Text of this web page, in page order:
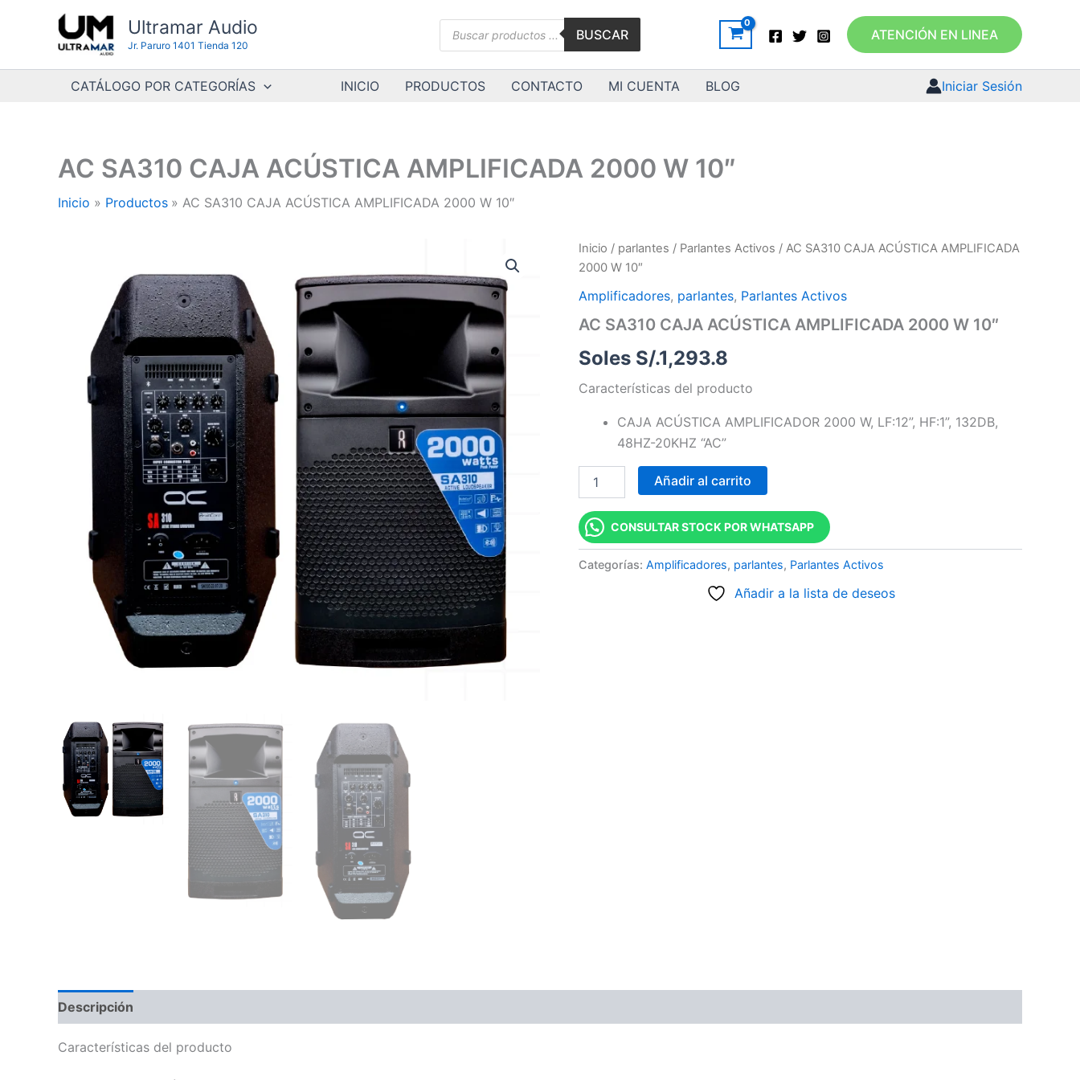
contenido
Ultramar Audio
Jr. Paruro 1401 Tienda 120
Búsqueda
BUSCAR ATENCIÓN EN LINEA
CATÁLOGO POR CATEGORÍAS INICIO PRODUCTOS CONTACTO MI CUENTA BLOG Iniciar Sesión
AC SA310 CAJA ACÚSTICA AMPLIFICADA 2000 W 10″
Inicio Productos AC SA310 CAJA ACÚSTICA AMPLIFICADA 2000 W 10″
Inicio / parlantes / Parlantes Activos / AC SA310 CAJA ACÚSTICA AMPLIFICADA
2000 W 10″
Amplificadores, parlantes, Parlantes Activos
AC SA310 CAJA ACÚSTICA AMPLIFICADA 2000 W 10″
Soles S/.1,293.8
Características del producto
CAJA ACÚSTICA AMPLIFICADOR 2000 W, LF:12”, HF:1”, 132DB,
48HZ-20KHZ “AC”
AC
SA310
ACÚSTICA
2000
10"
Añadir al carrito
CONSULTAR STOCK POR WHATSAPP
Categorías: Amplificadores, parlantes, Parlantes Activos
Añadir a la lista de deseos
Descripción
Características del producto